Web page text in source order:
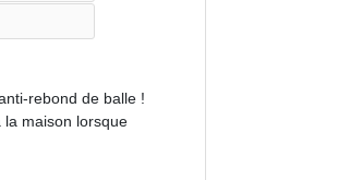
rebond de balle !
la maison lorsque